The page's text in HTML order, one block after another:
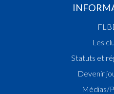
Les
Statuts et
Devenir
Médias/